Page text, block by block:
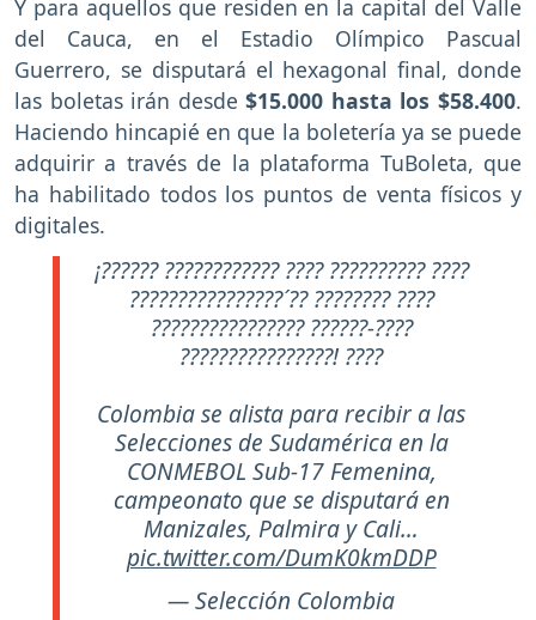
Y para aquellos que residen en la capital del Valle
del Cauca, en el Estadio Olímpico Pascual
Guerrero, se disputará el hexagonal final, donde
las boletas irán desde$15.000 hasta los $58.400.
Haciendo hincapié en que la boletería ya se puede
adquirir a través de la plataforma TuBoleta, que
ha habilitado todos los puntos de venta físicos y
digitales.
¡?????? ???????????? ???? ?????????? ????
????????????????´?? ???????? ????
???????????????? ??????-????
????????????????! ????
Colombia se alista para recibir a las
Selecciones de Sudamérica en la
CONMEBOL Sub-17 Femenina,
campeonato que se disputará en
Manizales, Palmira y Cali…
pic.twitter.com/DumK0kmDDP
— Selección Colombia